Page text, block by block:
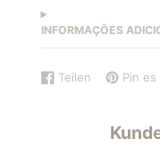
INFORMAÇÕES
Teilen
Auf
Wird
Pin es
Auf
Wird
neuen